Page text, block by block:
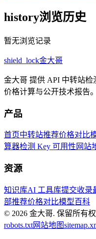
history浏览历史
暂无浏览记录
shield_lock金大哥
金大哥 提供 API 中转站检
价格计算与公开技术报告。
产品
首页中转站推荐价格对比
算器检测 Key 可用性 网站
资源
知识库AI 工具库提交收录
部推荐价格对比模型百科
© 2026 金大哥. 保留所有权
robots.txt网站地图